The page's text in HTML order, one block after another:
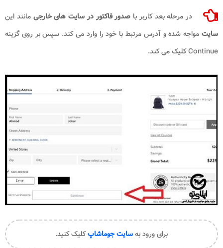
در مرحله بعد کاربر با صدور فاکتور در سایت های خارجیمانند این
سایت مواجه شده و آدرس مرتبط با خود را وارد می کند. سپس بر روی گزینه
Continue کلیک می کند.
برای ورود بهسایت جوماشاپکلیک کنید.